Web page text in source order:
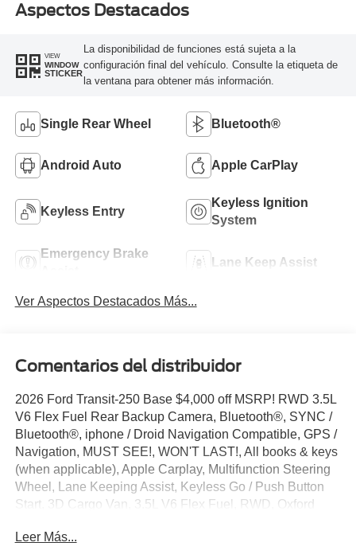
Aspectos Destacados
VIEW
WINDOW
STICKER
La disponibilidad de funciones está sujeta a la
configuración final del vehículo. Consulte la etiqueta de
la ventana para obtener más información.
Single Rear Wheel Bluetooth®
Android Auto Apple CarPlay
Keyless Entry
Keyless Ignition
System
Emergency Brake
Lane Keep Assist
Ver Aspectos Destacados Más...
Comentarios del distribuidor
2026 Ford Transit-250 Base $4,000 off MSRP! RWD 3.5L
V6 Flex Fuel Rear Backup Camera, Bluetooth®, SYNC /
Bluetooth®, iphone / Droid Navigation Compatible, GPS /
Navigation, MUST SEE!, WON'T LAST!, All books & keys
(when applicable), Apple Carplay, Multifunction Steering
Wheel, Lane Keeping Assist, Keyless Go / Push Button
Start, 3D Cargo Van, 3.5L V6 Flex Fuel, RWD, Oxford
Speakers, 4-Wheel Disc Brakes, ABS brakes, Air
Leer Más...